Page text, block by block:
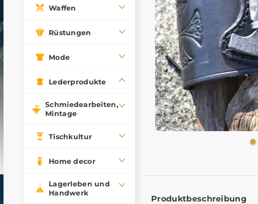
Waffen
Rüstungen
Mode
Lederprodukte
Schmiedearbeiten,
Mintage
Tischkultur
Home decor
Lagerleben und
Handwerk
Produktbeschreibung